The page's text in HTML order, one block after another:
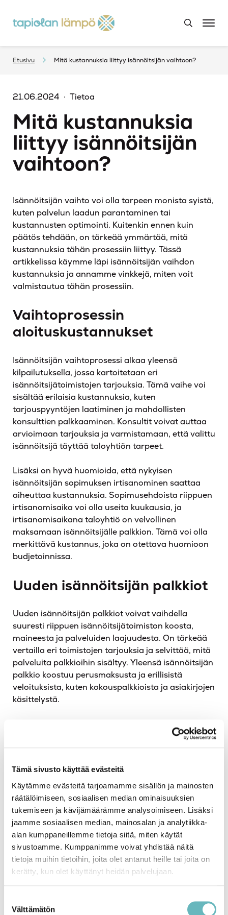
Tämä sivusto käyttää evästeitä
Käytämme evästeitä tarjoamamme sisällön ja mainosten
räätälöimiseen, sosiaalisen median ominaisuuksien
tukemiseen ja kävijämäärämme analysoimiseen. Lisäksi
jaamme sosiaalisen median, mainosalan ja analytiikka-
alan kumppaneillemme tietoja siitä, miten käytät
sivustoamme. Kumppanimme voivat yhdistää näitä
tietoja muihin tietoihin, joita olet antanut heille tai joita on
kerätty, kun olet käyttänyt heidän palvelujaan.
valinta
Välttämätön
Etusivu Mitä kustannuksia liittyy isännöitsijän vaihtoon?
21.06.2024 Tietoa
Mitä kustannuksia
liittyy isännöitsijän
vaihtoon?
Isännöitsijän vaihto voi olla tarpeen monista syistä,
kuten palvelun laadun parantaminen tai
kustannusten optimointi. Kuitenkin ennen kuin
päätös tehdään, on tärkeää ymmärtää, mitä
kustannuksia tähän prosessiin liittyy. Tässä
artikkelissa käymme läpi isännöitsijän vaihdon
kustannuksia ja annamme vinkkejä, miten voit
valmistautua tähän prosessiin.
Vaihtoprosessin
aloituskustannukset
Isännöitsijän vaihtoprosessi alkaa yleensä
kilpailutuksella, jossa kartoitetaan eri
isännöitsijätoimistojen tarjouksia. Tämä vaihe voi
sisältää erilaisia kustannuksia, kuten
tarjouspyyntöjen laatiminen ja mahdollisten
konsulttien palkkaaminen. Konsultit voivat auttaa
arvioimaan tarjouksia ja varmistamaan, että valittu
isännöitsijä täyttää taloyhtiön tarpeet.
Lisäksi on hyvä huomioida, että nykyisen
isännöitsijän sopimuksen irtisanominen saattaa
aiheuttaa kustannuksia. Sopimusehdoista riippuen
irtisanomisaika voi olla useita kuukausia, ja
irtisanomisaikana taloyhtiö on velvollinen
maksamaan isännöitsijälle palkkion. Tämä voi olla
merkittävä kustannus, joka on otettava huomioon
budjetoinnissa.
Uuden isännöitsijän palkkiot
Uuden isännöitsijän palkkiot voivat vaihdella
suuresti riippuen isännöitsijätoimiston koosta,
maineesta ja palveluiden laajuudesta. On tärkeää
vertailla eri toimistojen tarjouksia ja selvittää, mitä
palveluita palkkioihin sisältyy. Yleensä isännöitsijän
palkkio koostuu perusmaksusta ja erillisistä
veloituksista, kuten kokouspalkkioista ja asiakirjojen
käsittelystä.
päivittäiset tehtävät, kuten taloyhtiön hallinnon
hoitamisen ja kirjanpidon. Erilliset veloitukset
kokouksiin, remonttien valvontaan tai lakiasioiden
hoitamiseen. On tärkeää selvittää etukäteen, mitkä
palvelut sisältyvät perusmaksuun ja mitkä
veloitetaan erikseen, jotta vältytään ikäviltä
yllätyksiltä.
Siirtymävaiheen
kustannukset
siirtymävaiheen kustannuksia, jotka liittyvät uuden